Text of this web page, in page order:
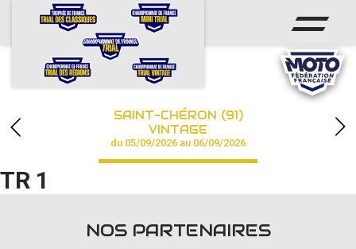
ACCUEIL
CALENDRIER
CHAMPIONNAT
RÉSULTATS
PHOTOS / VIDÉOS
PARTENAIRES
SAINT-CHÉRON (91)
VINTAGE
du 05/09/2026 au 06/09/2026
TR 1
NOS PARTENAIRES